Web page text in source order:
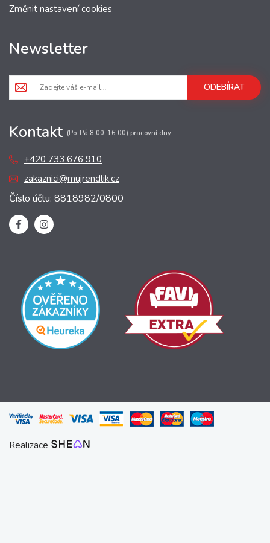
Změnit nastavení cookies
Newsletter
ODEBÍRAT
Kontakt (Po-Pá 8:00-16:00) pracovní dny
+420 733 676 910
zakaznici@mujrendlik.cz
Číslo účtu: 8818982/0800
Realizace